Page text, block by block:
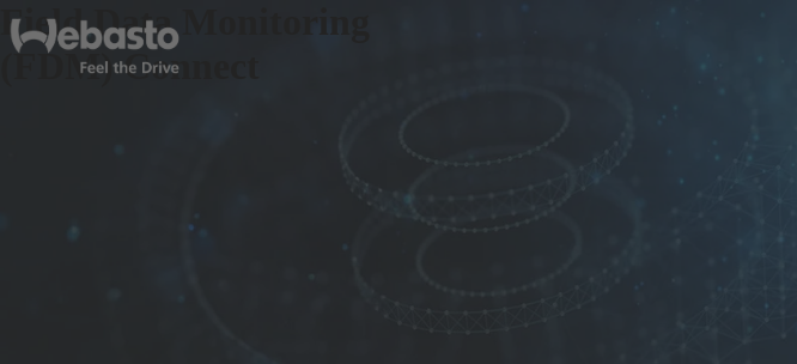
Field Data Monitoring
(FDM) Connect